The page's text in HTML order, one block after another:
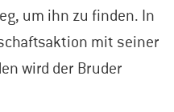
um ihn zu finden. In
mit seiner
wird der Bruder